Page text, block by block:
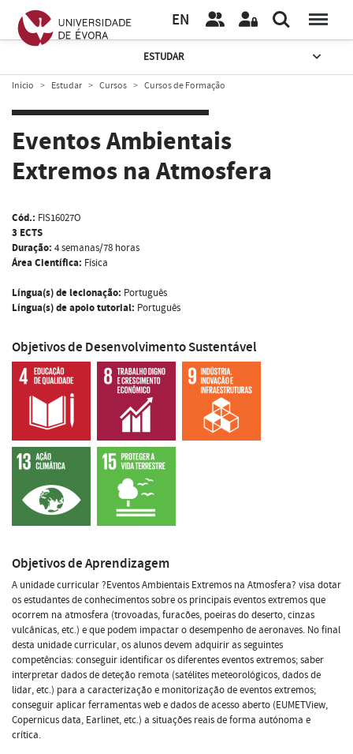
EN
ESTUDAR
Início Estudar Cursos Cursos de Formação
Eventos Ambientais
Extremos na Atmosfera
Cód.: FIS16027O
3 ECTS
Duração: 4 semanas/78 horas
Área Científica: Física
Língua(s) de lecionação: Português
Língua(s) de apoio tutorial: Português
Objetivos de Desenvolvimento Sustentável
Objetivos de Aprendizagem
A unidade curricular ?Eventos Ambientais Extremos na Atmosfera? visa dotar
os estudantes de conhecimentos sobre os principais eventos extremos que
ocorrem na atmosfera (trovoadas, furacões, poeiras do deserto, cinzas
vulcânicas, etc.) e que podem impactar o desempenho de aeronaves. No final
desta unidade curricular, os alunos devem adquirir as seguintes
competências: conseguir identificar os diferentes eventos extremos; saber
interpretar dados de deteção remota (satélites meteorológicos, dados de
lidar, etc.) para a caracterização e monitorização de eventos extremos;
conseguir aplicar ferramentas web e dados de acesso aberto (EUMETView,
Copernicus data, Earlinet, etc.) a situações reais de forma autónoma e
crítica.